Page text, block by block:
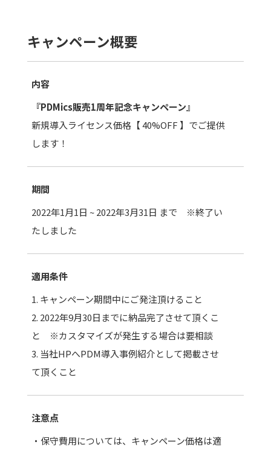
キャンペーン概要
内容
『PDMics販売1周年記念キャンペーン』
新規導入ライセンス価格【 40%OFF 】でご提供
します！
期間
2022年1月1日 ~ 2022年3月31日 まで ※終了い
たしました
適用条件
1. キャンペーン期間中にご発注頂けること
2. 2022年9月30日までに納品完了させて頂くこ
と ※カスタマイズが発生する場合は要相談
3. 当社HPへPDM導入事例紹介として掲載させ
て頂くこと
注意点
・保守費用については、キャンペーン価格は適